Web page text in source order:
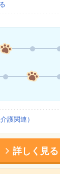
護関連）
詳しく見る